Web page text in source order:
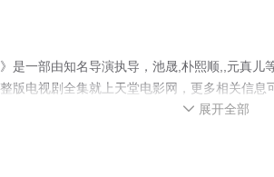
是一部由知名导演执导，池晟,朴熙顺,,元真
版电视剧全集就上天堂电影网，更多相关信息
 展开全部